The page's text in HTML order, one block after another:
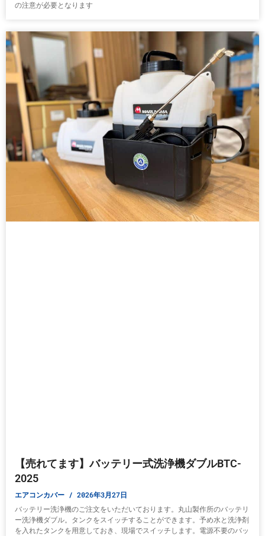
の注意が必要となります
【売れてます】バッテリー式洗浄機ダブルBTC-
2025
エアコンカバー 2026年3月27日
バッテリー洗浄機のご注文をいただいております。丸山製作所のバッテリ
ー洗浄機ダブル。タンクをスイッチすることができます。予め水と洗浄剤
を入れたタンクを用意しておき、現場でスイッチします。電源不要のバッ